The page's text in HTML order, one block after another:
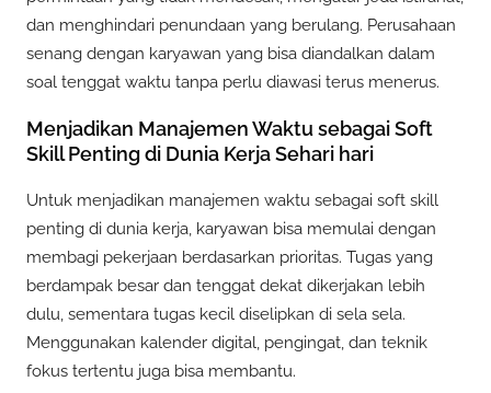
dan menghindari penundaan yang berulang. Perusahaan
senang dengan karyawan yang bisa diandalkan dalam
soal tenggat waktu tanpa perlu diawasi terus menerus.
Menjadikan Manajemen Waktu sebagai Soft
Skill Penting di Dunia Kerja Sehari hari
Untuk menjadikan manajemen waktu sebagai soft skill
penting di dunia kerja, karyawan bisa memulai dengan
membagi pekerjaan berdasarkan prioritas. Tugas yang
berdampak besar dan tenggat dekat dikerjakan lebih
dulu, sementara tugas kecil diselipkan di sela sela.
Menggunakan kalender digital, pengingat, dan teknik
fokus tertentu juga bisa membantu.